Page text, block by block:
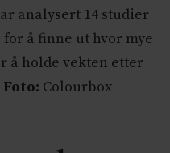
analysert 14 studier
å finne ut hvor mye
å holde vekten etter
Foto: Colourbox